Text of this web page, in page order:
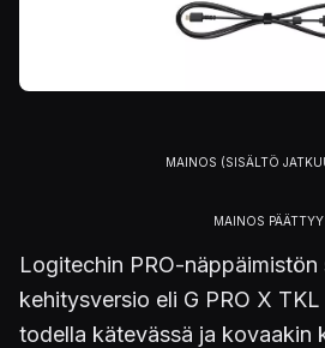
Logitechin PRO-näppäimistön
kehitysversio eli G PRO X
todella kätevässä ja kovaakin